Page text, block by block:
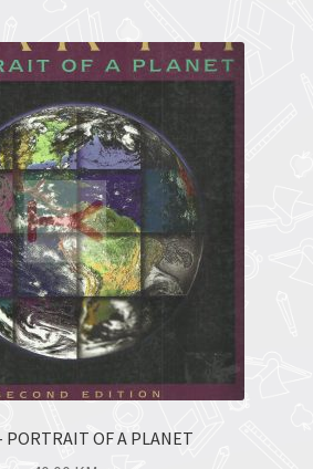
PORTRAIT OF A PLANET